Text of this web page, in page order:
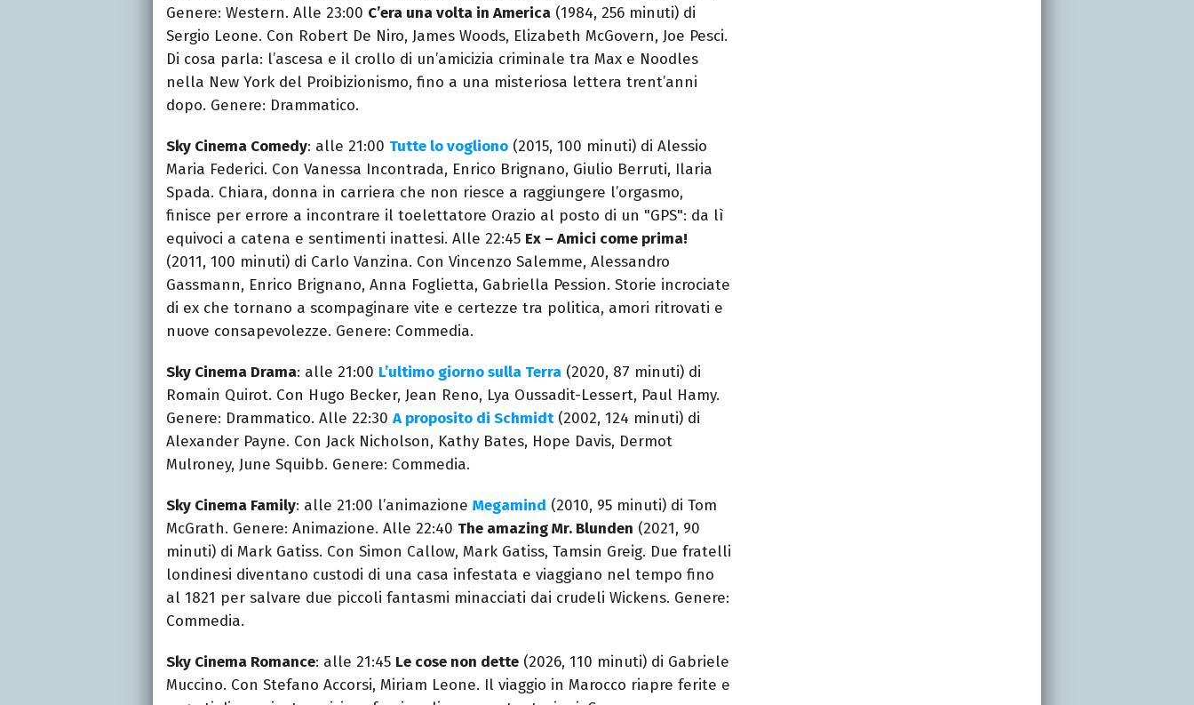
Genere: Western. Alle 23:00 C’era una volta in America (1984, 256 minuti) di
Sergio Leone. Con Robert De Niro, James Woods, Elizabeth McGovern, Joe Pesci.
Di cosa parla: l’ascesa e il crollo di un’amicizia criminale tra Max e Noodles
nella New York del Proibizionismo, fino a una misteriosa lettera trent’anni
dopo. Genere: Drammatico.
Sky Cinema Comedy: alle 21:00 Tutte lo vogliono (2015, 100 minuti) di Alessio
Maria Federici. Con Vanessa Incontrada, Enrico Brignano, Giulio Berruti, Ilaria
Spada. Chiara, donna in carriera che non riesce a raggiungere l’orgasmo,
finisce per errore a incontrare il toelettatore Orazio al posto di un "GPS": da lì
equivoci a catena e sentimenti inattesi. Alle 22:45 Ex – Amici come prima!
(2011, 100 minuti) di Carlo Vanzina. Con Vincenzo Salemme, Alessandro
Gassmann, Enrico Brignano, Anna Foglietta, Gabriella Pession. Storie incrociate
di ex che tornano a scompaginare vite e certezze tra politica, amori ritrovati e
nuove consapevolezze. Genere: Commedia.
Sky Cinema Drama: alle 21:00 L’ultimo giorno sulla Terra (2020, 87 minuti) di
Romain Quirot. Con Hugo Becker, Jean Reno, Lya Oussadit-Lessert, Paul Hamy.
Genere: Drammatico. Alle 22:30 A proposito di Schmidt(2002, 124 minuti) di
Alexander Payne. Con Jack Nicholson, Kathy Bates, Hope Davis, Dermot
Mulroney, June Squibb. Genere: Commedia.
Sky Cinema Family: alle 21:00 l’animazione Megamind (2010, 95 minuti) di Tom
McGrath. Genere: Animazione. Alle 22:40 The amazing Mr. Blunden (2021, 90
minuti) di Mark Gatiss. Con Simon Callow, Mark Gatiss, Tamsin Greig. Due fratelli
londinesi diventano custodi di una casa infestata e viaggiano nel tempo fino
al 1821 per salvare due piccoli fantasmi minacciati dai crudeli Wickens. Genere:
Commedia.
Sky Cinema Romance: alle 21:45 Le cose non dette (2026, 110 minuti) di Gabriele
Muccino. Con Stefano Accorsi, Miriam Leone. Il viaggio in Marocco riapre ferite e